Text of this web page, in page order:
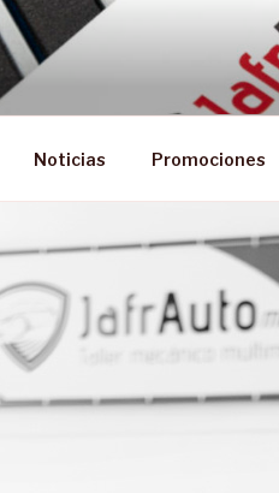
Noticias Promociones